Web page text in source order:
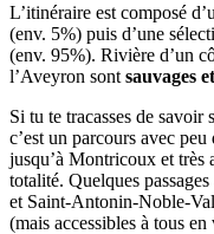
L’itinéraire est composé
(env. 5%) puis d’une
(env. 95%). Rivière d’un
l’Aveyron sont sauvages
Si tu te tracasses de savoir
c’est un parcours avec
jusqu’à Montricoux et très
totalité. Quelques
et Saint-Antonin-Noble-
(mais accessibles à tous